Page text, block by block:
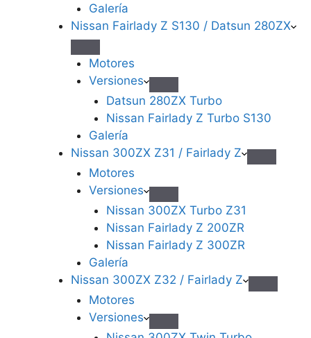
Galería
Nissan Fairlady Z S130 / Datsun 280ZX
Motores
Versiones
Datsun 280ZX Turbo
Nissan Fairlady Z Turbo S130
Galería
Nissan 300ZX Z31 / Fairlady Z
Motores
Versiones
Nissan 300ZX Turbo Z31
Nissan Fairlady Z 200ZR
Nissan Fairlady Z 300ZR
Galería
Nissan 300ZX Z32 / Fairlady Z
Motores
Versiones